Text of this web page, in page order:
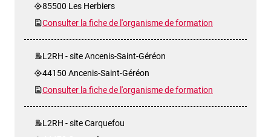
85500 Les Herbiers
Consulter la fiche de l'organisme de formation
L2RH - site Ancenis-Saint-Géréon
44150 Ancenis-Saint-Géréon
Consulter la fiche de l'organisme de formation
L2RH - site Carquefou